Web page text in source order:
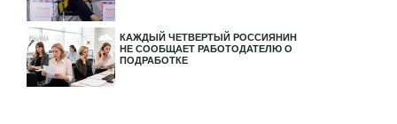
КАЖДЫЙ ЧЕТВЕРТЫЙ РОССИЯНИН
НЕ СООБЩАЕТ РАБОТОДАТЕЛЮ О
ПОДРАБОТКЕ